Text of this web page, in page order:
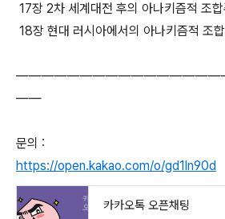
17장 2차 세계대전 후의 아나키즘적 조합
18장 현대 러시아에서의 아나키즘적 조합
――
문의 :
https://open.kakao.com/o/gd1ln90d
카카오톡 오픈채팅